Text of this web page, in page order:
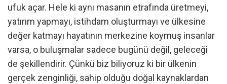
ufuk açar. Hele ki aynı masanın etrafında üretmeyi,
yatırım yapmayı, istihdam oluşturmayı ve ülkesine
değer katmayı hayatının merkezine koymuş insanlar
varsa, o buluşmalar sadece bugünü değil, geleceği
de şekillendirir. Çünkü biz biliyoruz ki bir ülkenin
gerçek zenginliği, sahip olduğu doğal kaynaklardan